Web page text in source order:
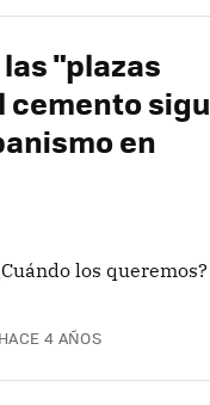
"plazas
cemento
en
los queremos?
HACE 4 AÑOS